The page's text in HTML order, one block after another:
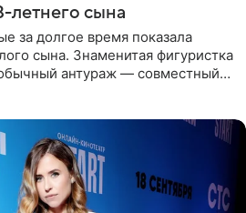
летнего сына
за долгое время показала
сына. Знаменитая фигуристка
антураж — совместный